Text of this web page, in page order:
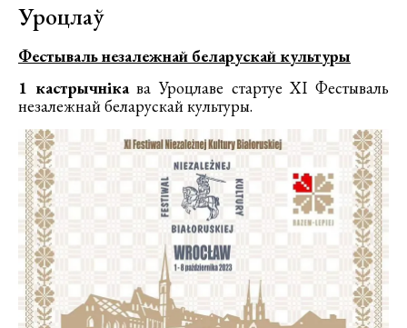
Уроцлаў
Фестываль незалежнай беларускай культуры
1 кастрычнікава Уроцлаве стартуе XI Фестываль
незалежнай беларускай культуры.